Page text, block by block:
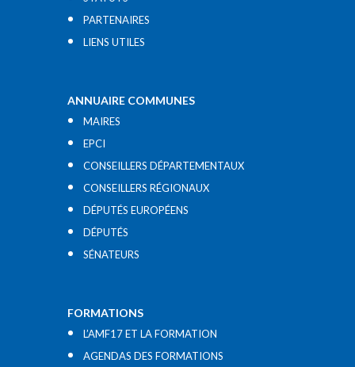
PARTENAIRES
LIENS UTILES​
ANNUAIRE COMMUNES
MAIRES
EPCI
CONSEILLERS DÉPARTEMENTAUX
CONSEILLERS RÉGIONAUX
DÉPUTÉS EUROPÉENS
DÉPUTÉS
SÉNATEURS
FORMATIONS
L’AMF17 ET LA FORMATION
AGENDAS DES FORMATIONS